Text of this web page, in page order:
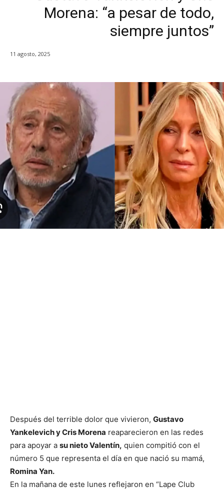
Morena: “a pesar de todo,
siempre juntos”
11 agosto, 2025
Después del terrible dolor que vivieron, Gustavo
Yankelevich y Cris Morena reaparecieron en las redes
para apoyar a su nieto Valentín, quien compitió con el
número 5 que representa el día en que nació su mamá,
Romina Yan.
En la mañana de este lunes reflejaron en “Lape Club